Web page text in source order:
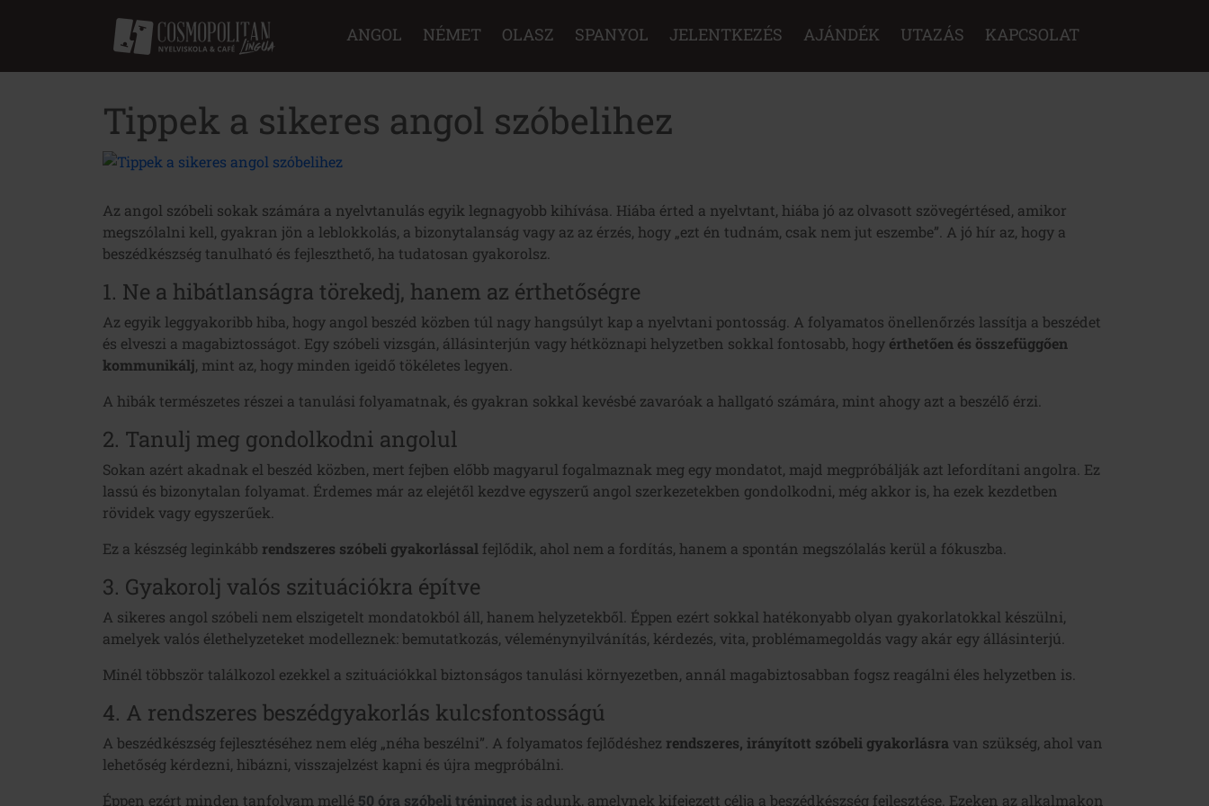
ANGOL NÉMET OLASZ SPANYOL JELENTKEZÉS AJÁNDÉK UTAZÁS KAPCSOLAT
Tippek a sikeres angol szóbelihez
Az angol szóbeli sokak számára a nyelvtanulás egyik legnagyobb kihívása. Hiába érted a nyelvtant, hiába jó az olvasott szövegértésed, amikor
megszólalni kell, gyakran jön a leblokkolás, a bizonytalanság vagy az az érzés, hogy „ezt én tudnám, csak nem jut eszembe”. A jó hír az, hogy a
beszédkészség tanulható és fejleszthető, ha tudatosan gyakorolsz.
1. Ne a hibátlanságra törekedj, hanem az érthetőségre
Az egyik leggyakoribb hiba, hogy angol beszéd közben túl nagy hangsúlyt kap a nyelvtani pontosság. A folyamatos önellenőrzés lassítja a beszédet
és elveszi a magabiztosságot. Egy szóbeli vizsgán, állásinterjún vagy hétköznapi helyzetben sokkal fontosabb, hogy érthetően és összefüggően
kommunikálj, mint az, hogy minden igeidő tökéletes legyen.
A hibák természetes részei a tanulási folyamatnak, és gyakran sokkal kevésbé zavaróak a hallgató számára, mint ahogy azt a beszélő érzi.
2. Tanulj meg gondolkodni angolul
Sokan azért akadnak el beszéd közben, mert fejben előbb magyarul fogalmaznak meg egy mondatot, majd megpróbálják azt lefordítani angolra. Ez
lassú és bizonytalan folyamat. Érdemes már az elejétől kezdve egyszerű angol szerkezetekben gondolkodni, még akkor is, ha ezek kezdetben
rövidek vagy egyszerűek.
Ez a készség leginkább rendszeres szóbeli gyakorlással fejlődik, ahol nem a fordítás, hanem a spontán megszólalás kerül a fókuszba.
3. Gyakorolj valós szituációkra építve
A sikeres angol szóbeli nem elszigetelt mondatokból áll, hanem helyzetekből. Éppen ezért sokkal hatékonyabb olyan gyakorlatokkal készülni,
amelyek valós élethelyzeteket modelleznek: bemutatkozás, véleménynyilvánítás, kérdezés, vita, problémamegoldás vagy akár egy állásinterjú.
Minél többször találkozol ezekkel a szituációkkal biztonságos tanulási környezetben, annál magabiztosabban fogsz reagálni éles helyzetben is.
4. A rendszeres beszédgyakorlás kulcsfontosságú
A beszédkészség fejlesztéséhez nem elég „néha beszélni”. A folyamatos fejlődéshez rendszeres, irányított szóbeli gyakorlásra van szükség, ahol van
lehetőség kérdezni, hibázni, visszajelzést kapni és újra megpróbálni.
Éppen ezért minden tanfolyam mellé 50 óra szóbeli tréninget is adunk, amelynek kifejezett célja a beszédkészség fejlesztése. Ezeken az alkalmakon